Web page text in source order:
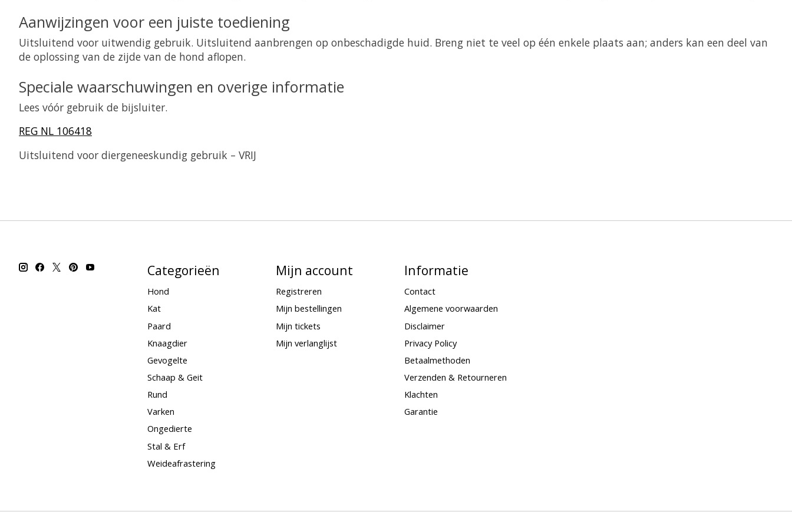
Aanwijzingen voor een juiste toediening
Uitsluitend voor uitwendig gebruik. Uitsluitend aanbrengen op onbeschadigde huid. Breng niet te veel op één enkele plaats aan; anders kan een deel van
de oplossing van de zijde van de hond aflopen.
Speciale waarschuwingen en overige informatie
Lees vóór gebruik de bijsluiter.
REG NL 106418
Uitsluitend voor diergeneeskundig gebruik – VRIJ
Categorieën
Hond
Kat
Paard
Knaagdier
Gevogelte
Schaap & Geit
Rund
Varken
Ongedierte
Stal & Erf
Weideafrastering
Mijn account
Registreren
Mijn bestellingen
Mijn tickets
Mijn verlanglijst
Informatie
Contact
Algemene voorwaarden
Disclaimer
Privacy Policy
Betaalmethoden
Verzenden & Retourneren
Klachten
Garantie